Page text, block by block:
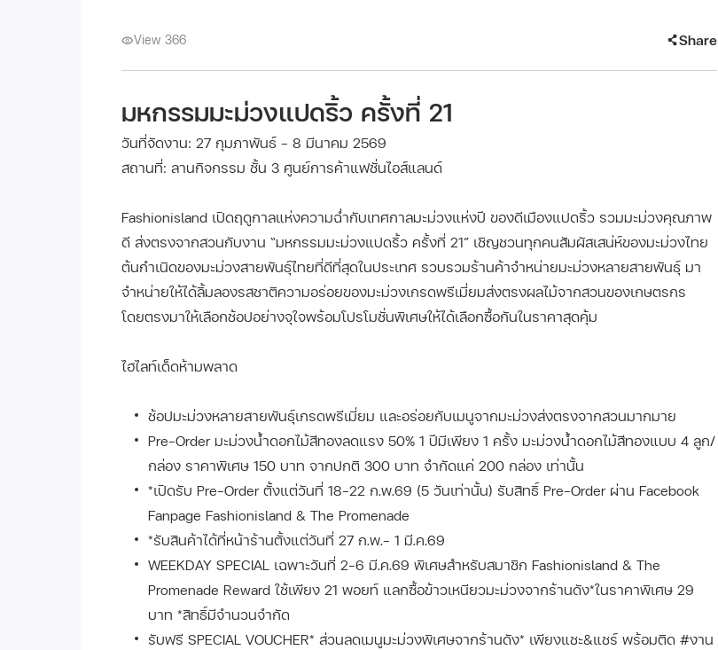
View 366 Share
มหกรรมมะม่วงแปดริ้ว ครั้งที่ 21
วันที่จัดงาน: 27 กุมภาพันธ์ - 8 มีนาคม 2569
สถานที่: ลานกิจกรรม ชั้น 3 ศูนย์การค้าแฟชั่นไอส์แลนด์
Fashionisland เปิดฤดูกาลแห่งความฉ่ำกับเทศกาลมะม่วงแห่งปี ของดีเมืองแปดริ้ว รวมมะม่วงคุณภาพ
ดี ส่งตรงจากสวนกับงาน “มหกรรมมะม่วงแปดริ้ว ครั้งที่ 21” เชิญชวนทุกคนสัมผัสเสน่ห์ของมะม่วงไทย
ต้นกำเนิดของมะม่วงสายพันธุ์ไทยที่ดีที่สุดในประเทศ รวบรวมร้านค้าจำหน่ายมะม่วงหลายสายพันธุ์ มา
จำหน่ายให้ได้ลิ้มลองรสชาติความอร่อยของมะม่วงเกรดพรีเมี่ยมส่งตรงผลไม้จากสวนของเกษตรกร
โดยตรงมาให้เลือกช้อปอย่างจุใจพร้อมโปรโมชั่นพิเศษให้ได้เลือกซื้อกันในราคาสุดคุ้ม
ไฮไลท์เด็ดห้ามพลาด
ช้อปมะม่วงหลายสายพันธุ์เกรดพรีเมี่ยม และอร่อยกับเมนูจากมะม่วงส่งตรงจากสวนมากมาย
Pre-Order มะม่วงน้ำดอกไม้สีทองลดแรง 50% 1 ปีมีเพียง 1 ครั้ง มะม่วงน้ำดอกไม้สีทองแบบ 4 ลูก/
กล่อง ราคาพิเศษ 150 บาท จากปกติ 300 บาท จำกัดแค่ 200 กล่อง เท่านั้น
*เปิดรับ Pre-Order ตั้งแต่วันที่ 18-22 ก.พ.69 (5 วันเท่านั้น) รับสิทธิ์ Pre-Order ผ่าน Facebook
Fanpage Fashionisland & The Promenade
*รับสินค้าได้ที่หน้าร้านตั้งแต่วันที่ 27 ก.พ.- 1 มี.ค.69
WEEKDAY SPECIAL เฉพาะวันที่ 2-6 มี.ค.69 พิเศษสำหรับสมาชิก Fashionisland & The
Promenade Reward ใช้เพียง 21 พอยท์ แลกซื้อข้าวเหนียวมะม่วงจากร้านดัง*ในราคาพิเศษ 29
บาท *สิทธิ์มีจำนวนจำกัด
รับฟรี SPECIAL VOUCHER* ส่วนลดเมนูมะม่วงพิเศษจากร้านดัง* เพียงแชะ&แชร์ พร้อมติด #งาน